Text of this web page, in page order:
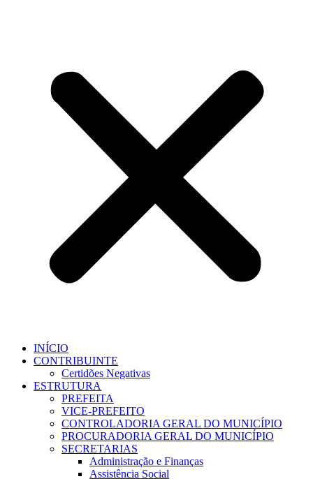
INÍCIO
CONTRIBUINTE
Certidões Negativas
ESTRUTURA
PREFEITA
VICE-PREFEITO
CONTROLADORIA GERAL DO MUNICÍPIO
PROCURADORIA GERAL DO MUNICÍPIO
SECRETARIAS
Administração e Finanças
Assistência Social